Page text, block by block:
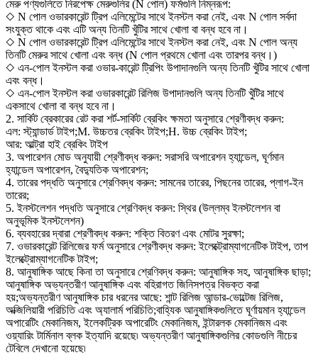
মেরু পণ্যগুলিতে নিরপেক্ষ মেরুগুলির (N পোল) ফর্মগুলি নিম্নরূপ:
◇ N পোল ওভারকারেন্ট ট্রিপ এলিমেন্টের সাথে ইনস্টল করা নেই, এবং N পোল সর্বদা
সংযুক্ত থাকে এবং এটি অন্য তিনটি খুঁটির সাথে খোলা বা বন্ধ হবে না।
◇ N পোল ওভারকারেন্ট ট্রিপ এলিমেন্টের সাথে ইনস্টল করা নেই, এবং N পোল অন্য
তিনটি মেরুর সাথে খোলা এবং বন্ধ (N পোল প্রথমে খোলা এবং তারপর বন্ধ।)
◇ এন-পোল ইনস্টল করা ওভার-কারেন্ট ট্রিপিং উপাদানগুলি অন্য তিনটি খুঁটির সাথে খোলা
এবং বন্ধ।
◇ এন-পোল ইনস্টল করা ওভারকারেন্ট রিলিজ উপাদানগুলি অন্য তিনটি খুঁটির সাথে
একসাথে খোলা বা বন্ধ হবে না।
2. সার্কিট ব্রেকারের রেট করা শর্ট-সার্কিট ব্রেকিং ক্ষমতা অনুসারে শ্রেণীবদ্ধ করুন:
এল: স্ট্যান্ডার্ড টাইপ;M. উচ্চতর ব্রেকিং টাইপ;H. উচ্চ ব্রেকিং টাইপ;
আর: আল্ট্রা হাই ব্রেকিং টাইপ
3. অপারেশন মোড অনুযায়ী শ্রেণীবদ্ধ করুন: সরাসরি অপারেশন হ্যান্ডেল, ঘূর্ণমান
হ্যান্ডেল অপারেশন, বৈদ্যুতিক অপারেশন;
4. তারের পদ্ধতি অনুসারে শ্রেণিবদ্ধ করুন: সামনের তারের, পিছনের তারের, প্লাগ-ইন
তারের;
5. ইনস্টলেশন পদ্ধতি অনুসারে শ্রেণিবদ্ধ করুন: স্থির (উল্লম্ব ইনস্টলেশন বা
অনুভূমিক ইনস্টলেশন)
6. ব্যবহারের দ্বারা শ্রেণীবদ্ধ করুন: শক্তি বিতরণ এবং মোটর সুরক্ষা;
7. ওভারকারেন্ট রিলিজের ফর্ম অনুসারে শ্রেণীবদ্ধ করুন: ইলেক্ট্রোম্যাগনেটিক টাইপ, তাপ
ইলেক্ট্রোম্যাগনেটিক টাইপ;
8. আনুষাঙ্গিক আছে কিনা তা অনুসারে শ্রেণিবদ্ধ করুন: আনুষাঙ্গিক সহ, আনুষাঙ্গিক ছাড়া;
আনুষাঙ্গিক অভ্যন্তরীণ আনুষাঙ্গিক এবং বহিরাগত জিনিসপত্র বিভক্ত করা
হয়;অভ্যন্তরীণ আনুষাঙ্গিক চার ধরনের আছে: শান্ট রিলিজ আন্ডার-ভোল্টেজ রিলিজ,
অক্জিলিয়ারী পরিচিতি এবং অ্যালার্ম পরিচিতি;বাহ্যিক আনুষাঙ্গিকগুলিতে ঘূর্ণায়মান হ্যান্ডেল
অপারেটিং মেকানিজম, ইলেকট্রিক অপারেটিং মেকানিজম, ইন্টারলক মেকানিজম এবং
ওয়্যারিং টার্মিনাল ব্লক ইত্যাদি রয়েছে৷ অভ্যন্তরীণ আনুষাঙ্গিকগুলির কোডগুলি নীচের
টেবিলে দেখানো হয়েছে৷